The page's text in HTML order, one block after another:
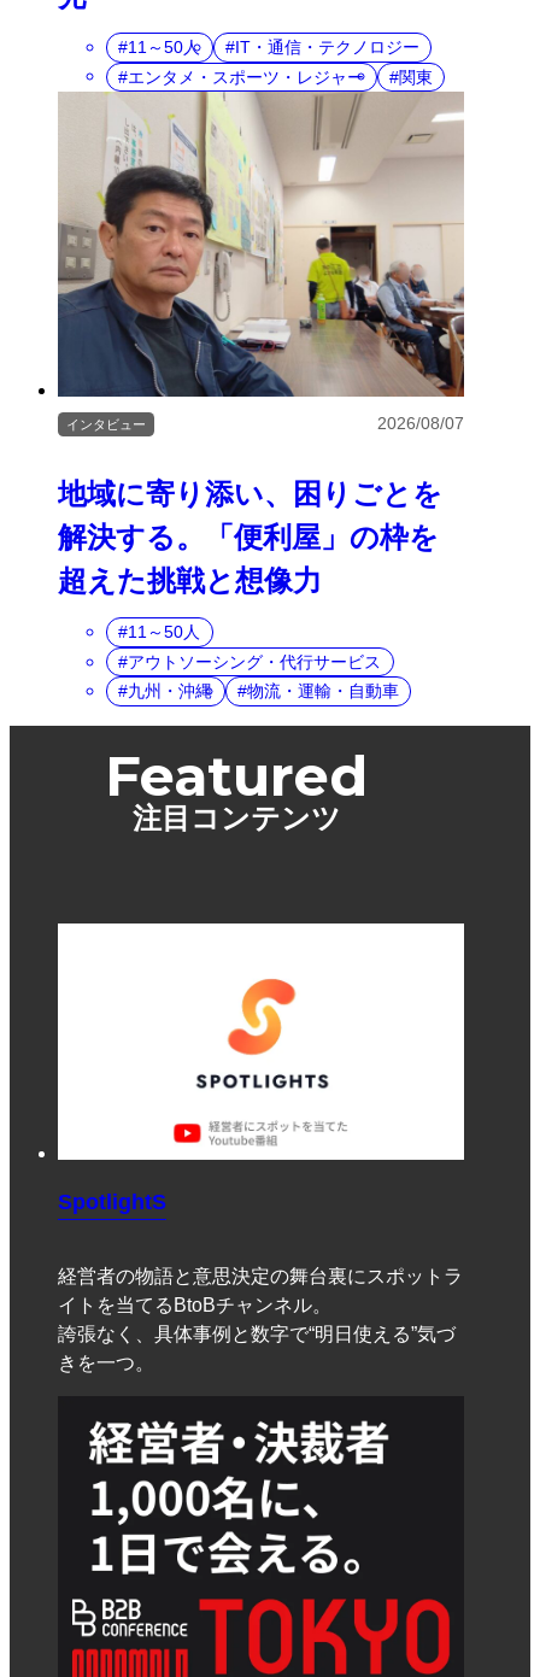
11～50人
IT・通信・テクノロジー
エンタメ・スポーツ・レジャー
関東
地域に寄り添い、困りごとを
解決する。「便利屋」の枠を
超えた挑戦と想像力
インタビュー 2026/08/07
11～50人
アウトソーシング・代行サービス
九州・沖縄
物流・運輸・自動車
Featured
注目コンテンツ
SpotlightS
経営者の物語と意思決定の舞台裏にスポットラ
イトを当てるBtoBチャンネル。
誇張なく、具体事例と数字で“明日使える”気づ
きを一つ。